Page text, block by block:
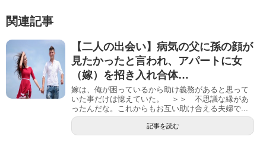
関連記事
【二人の出会い】病気の父に孫の顔が
見たかったと言われ、アパートに女
（嫁）を招き入れ合体…
嫁は、俺が困っているから助け義務があると思って
いた事だけは憶えていた。 ＞＞ 不思議な縁があ
ったんだな。これからもお互い助け合える夫婦で...
記事を読む